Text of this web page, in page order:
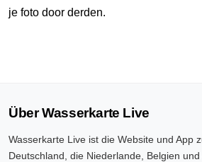
je foto door derden.
Über Wasserkarte Live
Wasserkarte Live ist die Website und App
Deutschland, die Niederlande, Belgien